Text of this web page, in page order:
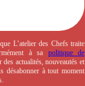
L’atelier des Chefs traite
à sa politique de
actualités, nouveautés et
désabonner à tout moment